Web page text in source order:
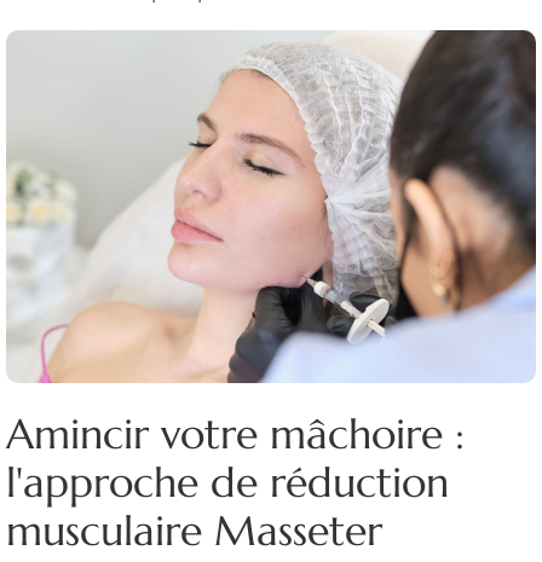
Amincir votre mâchoire :
l'approche de réduction
musculaire Masseter